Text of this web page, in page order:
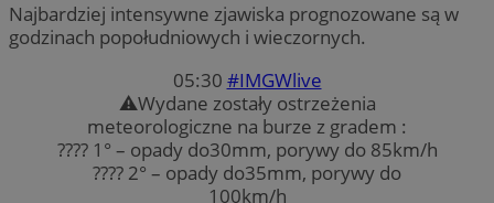
Najbardziej intensywne zjawiska prognozowane są w
godzinach popołudniowych i wieczornych.
05:30 #IMGWlive
⚠Wydane zostały ostrzeżenia
meteorologiczne na burze z gradem :
???? 1° – opady do30mm, porywy do 85km/h
???? 2° – opady do35mm, porywy do
100km/h